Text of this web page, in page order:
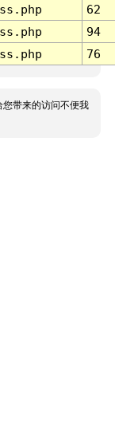
62
94
76
您带来的访问不便我